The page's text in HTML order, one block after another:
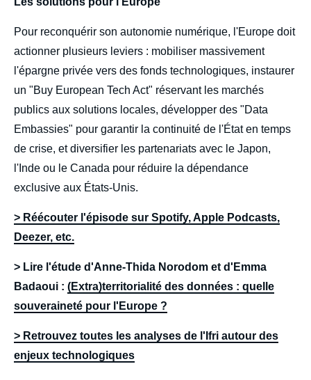
Pour reconquérir son autonomie numérique, l'Europe doit
actionner plusieurs leviers : mobiliser massivement
l'épargne privée vers des fonds technologiques, instaurer
un "Buy European Tech Act" réservant les marchés
publics aux solutions locales, développer des "Data
Embassies" pour garantir la continuité de l'État en temps
de crise, et diversifier les partenariats avec le Japon,
l'Inde ou le Canada pour réduire la dépendance
exclusive aux États-Unis.
> Réécouter l'épisode sur Spotify, Apple Podcasts,
Deezer, etc.
> Lire l'étude d'Anne-Thida Norodom et d'Emma
Badaoui : (Extra)territorialité des données : quelle
souveraineté pour l'Europe ?
> Retrouvez toutes les analyses de l'Ifri autour des
enjeux technologiques